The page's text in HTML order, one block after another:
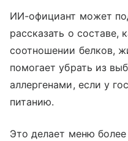
ИИ-официант может
рассказать о составе,
соотношении белков,
помогает убрать из
аллергенами, если у
питанию.
Это делает меню